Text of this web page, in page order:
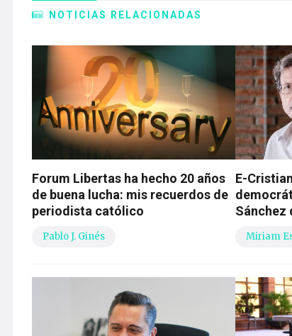
NOTICIAS RELACIONADAS
Forum Libertas ha hecho 20 años
de buena lucha: mis recuerdos de
periodista católico
Pablo J. Ginés
E-
Sánchez
Miriam